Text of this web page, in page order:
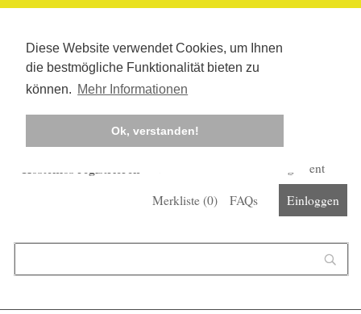
Diese Website verwendet Cookies, um Ihnen
die bestmögliche Funktionalität bieten zu
können. Mehr Informationen
Ok, verstanden!
Kostenlos registrieren
Corona-Management
Merkliste (0) FAQs Einloggen